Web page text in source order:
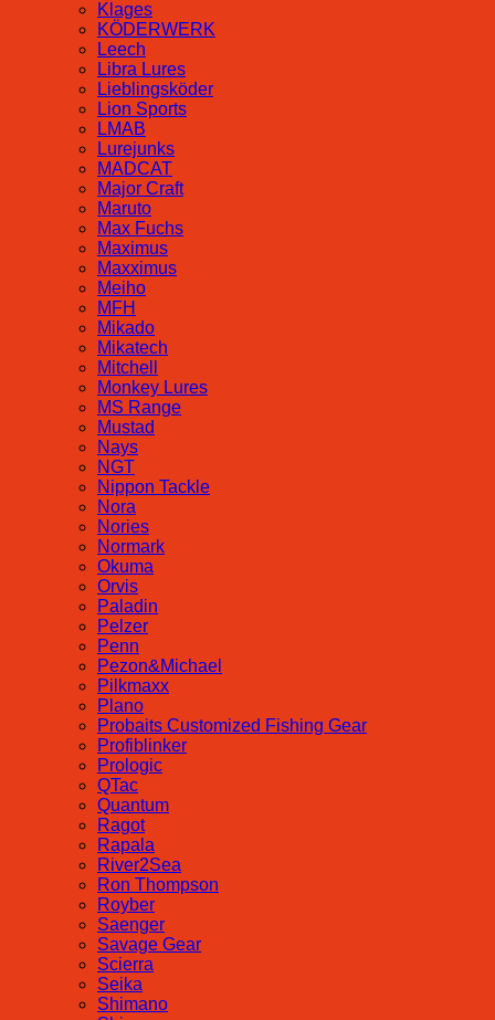
Klages
KÖDERWERK
Leech
Libra Lures
Lieblingsköder
Lion Sports
LMAB
Lurejunks
MADCAT
Major Craft
Maruto
Max Fuchs
Maximus
Maxximus
Meiho
MFH
Mikado
Mikatech
Mitchell
Monkey Lures
MS Range
Mustad
Nays
NGT
Nippon Tackle
Nora
Nories
Normark
Okuma
Orvis
Paladin
Pelzer
Penn
Pezon&Michael
Pilkmaxx
Plano
Probaits Customized Fishing Gear
Profiblinker
Prologic
QTac
Quantum
Ragot
Rapala
River2Sea
Ron Thompson
Royber
Saenger
Savage Gear
Scierra
Seika
Shimano